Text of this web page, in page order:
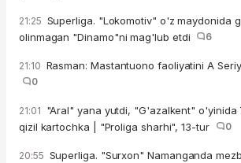
21:25 Superliga. "Lokomotiv" o'z maydonida
olinmagan "Dinamo"ni mag'lub etdi
6
21:10 Rasman: Mastantuono faoliyatini A
0
21:01 "Aral" yana yutdi, "G'azalkent" o'yinida
qizil kartochka | "Proliga sharhi", 13-tur
0
20:55 Superliga. "Surxon" Namanganda